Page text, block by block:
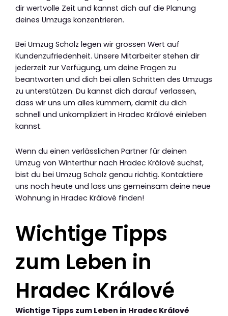
dir wertvolle Zeit und kannst dich auf die Planung
deines Umzugs konzentrieren.
Bei Umzug Scholz legen wir grossen Wert auf
Kundenzufriedenheit. Unsere Mitarbeiter stehen dir
jederzeit zur Verfügung, um deine Fragen zu
beantworten und dich bei allen Schritten des Umzugs
zu unterstützen. Du kannst dich darauf verlassen,
dass wir uns um alles kümmern, damit du dich
schnell und unkompliziert in Hradec Králové einleben
kannst.
Wenn du einen verlässlichen Partner für deinen
Umzug von Winterthur nach Hradec Králové suchst,
bist du bei Umzug Scholz genau richtig. Kontaktiere
uns noch heute und lass uns gemeinsam deine neue
Wohnung in Hradec Králové finden!
Wichtige Tipps
zum Leben in
Hradec Králové
Wichtige Tipps zum Leben in Hradec Králové